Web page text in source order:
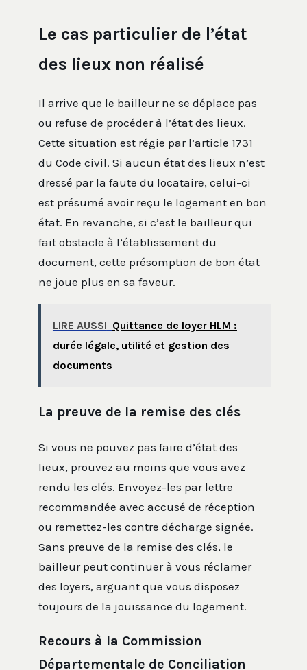
Le cas particulier de l’état
des lieux non réalisé
Il arrive que le bailleur ne se déplace pas
ou refuse de procéder à l’état des lieux.
Cette situation est régie par l’article 1731
du Code civil. Si aucun état des lieux n’est
dressé par la faute du locataire, celui-ci
est présumé avoir reçu le logement en bon
état. En revanche, si c’est le bailleur qui
fait obstacle à l’établissement du
document, cette présomption de bon état
ne joue plus en sa faveur.
LIRE AUSSI Quittance de loyer HLM :
durée légale, utilité et gestion des
documents
La preuve de la remise des clés
Si vous ne pouvez pas faire d’état des
lieux, prouvez au moins que vous avez
rendu les clés. Envoyez-les par lettre
recommandée avec accusé de réception
ou remettez-les contre décharge signée.
Sans preuve de la remise des clés, le
bailleur peut continuer à vous réclamer
des loyers, arguant que vous disposez
toujours de la jouissance du logement.
Recours à la Commission
Départementale de Conciliation